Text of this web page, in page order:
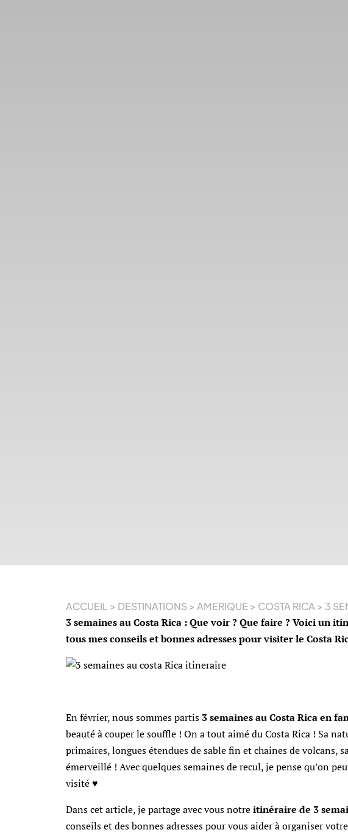
ACCUEIL > DESTINATIONS> AMERIQUE > COSTA RICA > 3
3 semaines au Costa Rica : Que voir ? Que faire ? Voici un
tous mes conseils et bonnes adresses pour visiter le Costa
En février, nous sommes partis 3 semaines au Costa Rica en
beauté à couper le souffle ! On a tout aimé du Costa Rica ! Sa
primaires, longues étendues de sable fin et chaines de volcans,
émerveillé ! Avec quelques semaines de recul, je pense qu’on
visité ♥
Dans cet article, je partage avec vous notreitinéraire de 3
conseils et des bonnes adresses pour vous aider à organiser